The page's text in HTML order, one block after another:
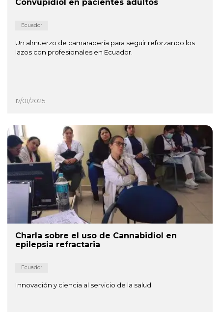
Convupidiol en pacientes adultos
Ecuador
Un almuerzo de camaradería para seguir reforzando los
lazos con profesionales en Ecuador.
17/01/2025
Charla sobre el uso de Cannabidiol en
epilepsia refractaria
Ecuador
Innovación y ciencia al servicio de la salud.